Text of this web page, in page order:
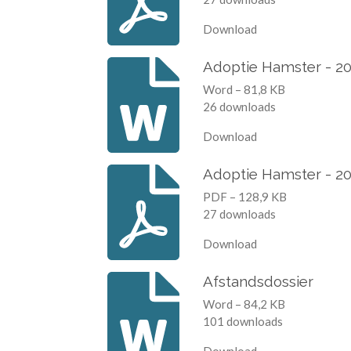
Download
Adoptie Hamster -
Word – 81,8 KB
26 downloads
Download
Adoptie Hamster -
PDF – 128,9 KB
27 downloads
Download
Afstandsdossier
Word – 84,2 KB
101 downloads